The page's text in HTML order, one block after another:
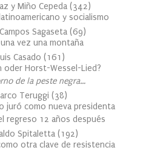
y Miño Cepeda (342)
y socialismo
Sagaseta (69)
vez una montaña
Casado (161 )
oder Horst-Wessel-Lied?
de la peste negra…
Teruggi (38)
juró como nueva presidenta
regreso 12 años después
Spitaletta (192)
otra clave de resistencia